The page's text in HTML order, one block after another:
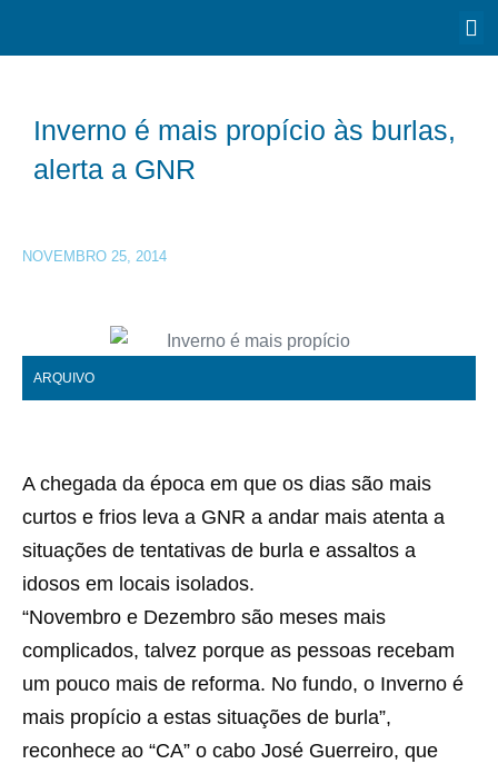
Inverno é mais propício às burlas,
alerta a GNR
NOVEMBRO 25, 2014
ARQUIVO
A chegada da época em que os dias são mais
curtos e frios leva a GNR a andar mais atenta a
situações de tentativas de burla e assaltos a
idosos em locais isolados.
“Novembro e Dezembro são meses mais
complicados, talvez porque as pessoas recebam
um pouco mais de reforma. No fundo, o Inverno é
mais propício a estas situações de burla”,
reconhece ao “CA” o cabo José Guerreiro, que